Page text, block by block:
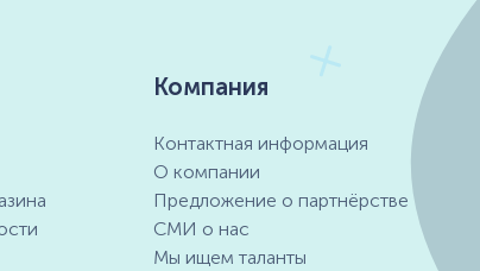
Компания
Контактная информация
О компании
Предложение о партнёрстве
СМИ о нас
Мы ищем таланты